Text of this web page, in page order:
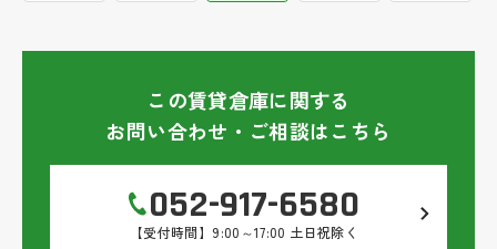
この賃貸倉庫に関する
お問い合わせ・ご相談はこちら
052-917-6580
【受付時間】9:00～17:00 土日祝除く